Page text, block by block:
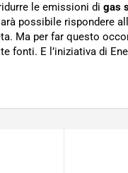
le emissioni di gas
possibile rispondere
Ma per far questo
fonti. E l’iniziativa di